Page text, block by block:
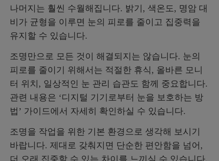
나머지는 훨씬 수월해집니다. 밝기, 색온도, 명암 대
비가 균형을 이루면 눈의 피로를 줄이고 집중력을
유지할 수 있습니다.
조명만으로 모든 것이 해결되지는 않습니다. 눈의
피로를 줄이기 위해서는 적절한 휴식, 올바른 모니
터 위치, 일상적인 눈 관리 습관도 함께 중요합니다.
관련 내용은 ‘디지털 기기로부터 눈을 보호하는 방
법’ 가이드에서 자세히 확인하실 수 있습니다.
조명을 작업을 위한 기본 환경으로 생각해 보시기
바랍니다. 제대로 갖춰지면 단순한 편안함을 넘어,
더 오래 집중할 수 있는 차이를 느끼실 수 있습니다.